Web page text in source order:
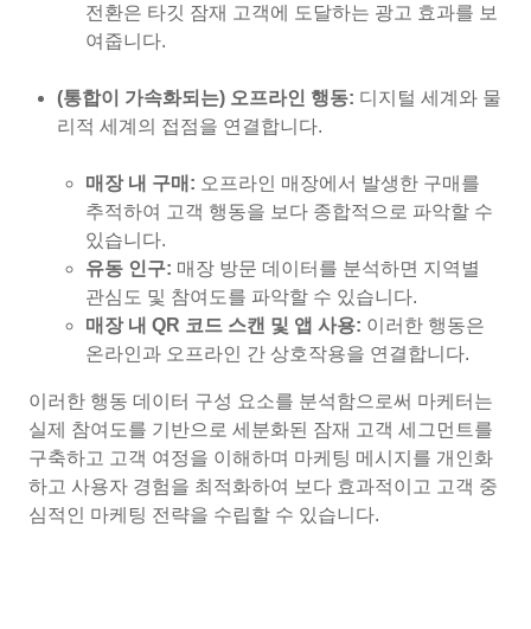
전환은 타깃 잠재 고객에 도달하는 광고 효과를 보
여줍니다.
(통합이 가속화되는) 오프라인 행동: 디지털 세계와 물
리적 세계의 접점을 연결합니다.
매장 내 구매: 오프라인 매장에서 발생한 구매를
추적하여 고객 행동을 보다 종합적으로 파악할 수
있습니다.
유동 인구: 매장 방문 데이터를 분석하면 지역별
관심도 및 참여도를 파악할 수 있습니다.
매장 내 QR 코드 스캔 및 앱 사용: 이러한 행동은
온라인과 오프라인 간 상호작용을 연결합니다.
이러한 행동 데이터 구성 요소를 분석함으로써 마케터는
실제 참여도를 기반으로 세분화된 잠재 고객 세그먼트를
구축하고 고객 여정을 이해하며 마케팅 메시지를 개인화
하고 사용자 경험을 최적화하여 보다 효과적이고 고객 중
심적인 마케팅 전략을 수립할 수 있습니다.